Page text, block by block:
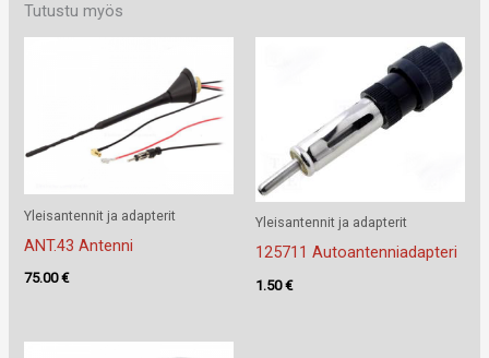
Tutustu myös
Yleisantennit ja adapterit
ANT.43 Antenni
75.00€
Yleisantennit ja adapterit
125711 Autoantenniadapteri
1.50€